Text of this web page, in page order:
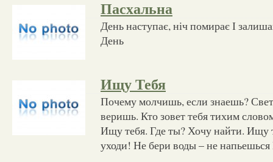
Пасхальна
День наступає, ніч помирає І
День
Ищу Тебя
Почему молчишь, если знаешь?
веришь. Кто зовет тебя тихим
Ищу тебя. Где ты? Хочу найти. Ищу
уходи! Не бери воды – не